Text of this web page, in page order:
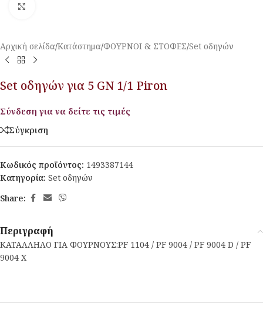
Αρχική σελίδα/Κατάστημα/ΦΟΥΡΝΟΙ & ΣΤΟΦΕΣ/Set οδηγών
Set οδηγών για 5 GN 1/1 Piron
Σύνδεση για να δείτε τις τιμές
Σύγκριση
Κωδικός προϊόντος: 1493387144
Κατηγορία: Set οδηγών
Share:
Περιγραφή
ΚΑΤΑΛΛΗΛΟ ΓΙΑ ΦΟΥΡΝΟΥΣ:PF 1104 / PF 9004 / PF 9004 D / PF
9004 X